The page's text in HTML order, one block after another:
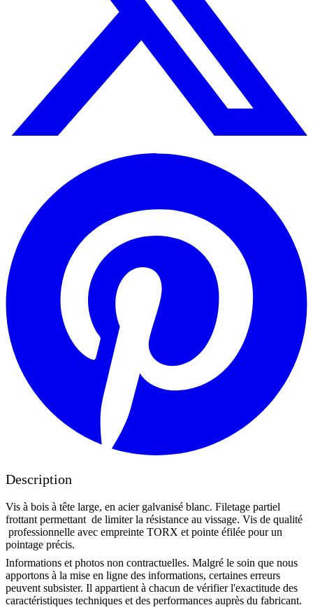
Description
Vis à bois à tête large, en acier galvanisé blanc. Filetage partiel
frottant permettant de limiter la résistance au vissage. Vis de qualité
professionnelle avec empreinte TORX et pointe éfilée pour un
pointage précis.
Informations et photos non contractuelles. Malgré le soin que nous
apportons à la mise en ligne des informations, certaines erreurs
peuvent subsister. Il appartient à chacun de vérifier l'exactitude des
caractéristiques techniques et des performances auprès du fabricant.